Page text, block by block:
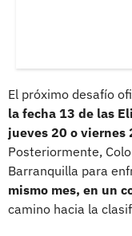
El próximo desafío
la fecha 13 de las
jueves 20 o viernes
Posteriormente,
Barranquilla para
mismo mes, en un
camino hacia la